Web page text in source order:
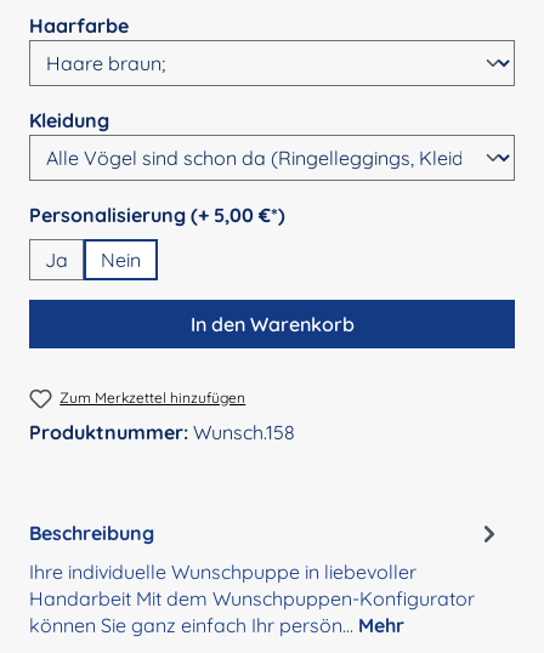
Haarfarbeauswählen
Kleidungauswählen
Personalisierung (+ 5,00 €*)auswählen
Ja
Nein
In den Warenkorb
Zum Merkzettel hinzufügen
Produktnummer: Wunsch.158
Beschreibung
Ihre individuelle Wunschpuppe in liebevoller
Handarbeit Mit dem Wunschpuppen-Konfigurator
können Sie ganz einfach Ihr persön… Mehr